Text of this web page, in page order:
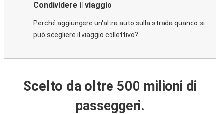
Condividere il viaggio
Perché aggiungere un'altra auto sulla strada quando si
può scegliere il viaggio collettivo?
Scelto da oltre 500 milioni di
passeggeri.